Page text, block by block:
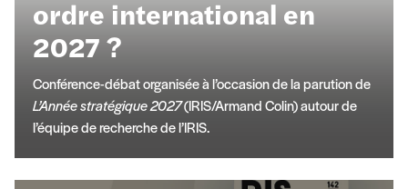
ordre international en
2027 ?
Conférence-débat organisée à l’occasion de la parution de
L’Année stratégique 2027(IRIS/Armand Colin) autour de
l’équipe de recherche de l’IRIS.